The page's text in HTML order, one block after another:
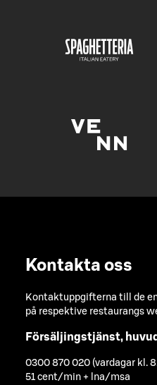
Kontakta oss
Kontaktuppgifterna till de
på respektive restaurangs
Försäljingstjänst,
0300 870 020 (vardagar kl.
51 cent/min + lna/msa